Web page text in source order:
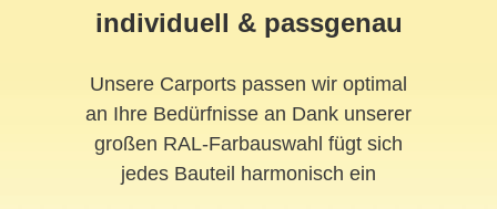
individuell & passgenau
Unsere Carports passen wir optimal
an Ihre Bedürfnisse an Dank unserer
großen RAL-Farbauswahl fügt sich
jedes Bauteil harmonisch ein